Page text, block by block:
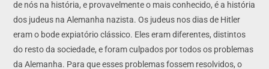
de nós na história, e provavelmente o mais conhecido, é a história
dos judeus na Alemanha nazista. Os judeus nos dias de Hitler
eram o bode expiatório clássico. Eles eram diferentes, distintos
do resto da sociedade, e foram culpados por todos os problemas
da Alemanha. Para que esses problemas fossem resolvidos, o